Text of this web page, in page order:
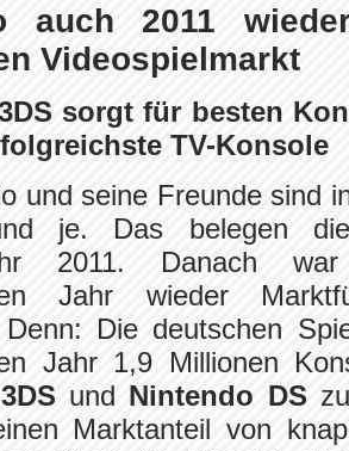
auch 2011
Videospielmarkt
sorgt für besten
TV-Konsole
und seine Freunde sind
je. Das belegen
2011. Danach
Jahr wieder
Denn: Die deutschen
Jahr 1,9 Millionen
und Nintendo DS
Marktanteil von